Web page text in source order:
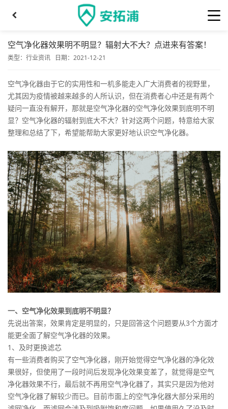
空气净化器效果明不明显？辐射大不大？点进来有答案！
类型： 行业资讯 日期：2021-12-21
空气净化器由于它的实用性和一机多能走入广大消费者的视野里，
尤其因为疫情被越来越多的人所认识，但在消费者心中还是有两个
疑问一直没有解开，那就是空气净化器的空气净化效果到底明不明
显？空气净化器的辐射到底大不大？针对这两个问题，特意给大家
整理和总结了下，希望能帮助大家更好地认识空气净化器。
一、空气净化效果到底明不明显？
先说出答案，效果肯定是明显的，只是回答这个问题要从3个方面才
能更全面了解空气净化器的效果。
1、及时更换滤芯
有一些消费者购买了空气净化器，刚开始觉得空气净化器的净化效
果很好，但使用了一段时间后发现净化效果变差了，就觉得是空气
净化器效果不行，最后就不再用空气净化器了，其实只是因为他对
空气净化器了解较少而已。目前市面上的空气净化器大部分采用的